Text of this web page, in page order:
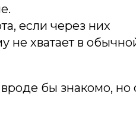
если через них
не хватает в
бы знакомо, но